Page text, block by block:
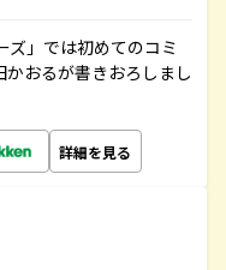
ズ」では初めてのコミ
おるが書きおろしまし
詳細を見る